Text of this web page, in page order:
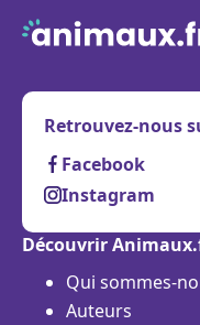
Retrouvez-nous
Facebook
Instagram
Découvrir
Qui sommes-
Auteurs